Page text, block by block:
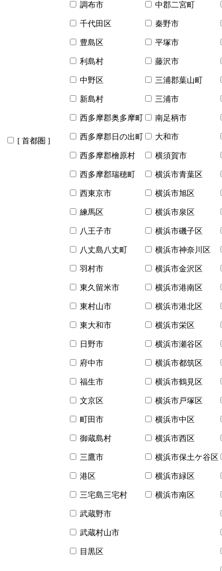
[ 首都圏 ]
調布市
千代田区
豊島区
利島村
中野区
新島村
西多摩郡奥多摩町
西多摩郡日の出町
西多摩郡檜原村
西多摩郡瑞穂町
西東京市
練馬区
八王子市
八丈島八丈町
羽村市
東久留米市
東村山市
東大和市
日野市
府中市
福生市
文京区
町田市
御蔵島村
三鷹市
港区
三宅島三宅村
武蔵野市
武蔵村山市
目黒区
中郡二宮町
秦野市
平塚市
藤沢市
三浦郡葉山町
三浦市
南足柄市
大和市
横須賀市
横浜市青葉区
横浜市旭区
横浜市泉区
横浜市磯子区
横浜市神奈川区
横浜市金沢区
横浜市港南区
横浜市港北区
横浜市栄区
横浜市瀬谷区
横浜市都筑区
横浜市鶴見区
横浜市戸塚区
横浜市中区
横浜市西区
横浜市保土ケ谷区
横浜市緑区
横浜市南区